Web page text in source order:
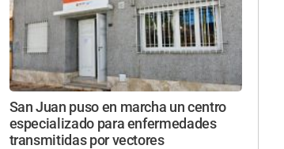
San Juan puso en marcha un centro
especializado para enfermedades
transmitidas por vectores